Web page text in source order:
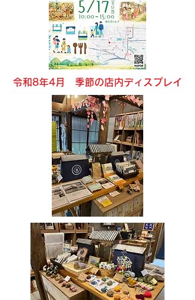
令和8年4月 ​季節の店内ディスプレイ